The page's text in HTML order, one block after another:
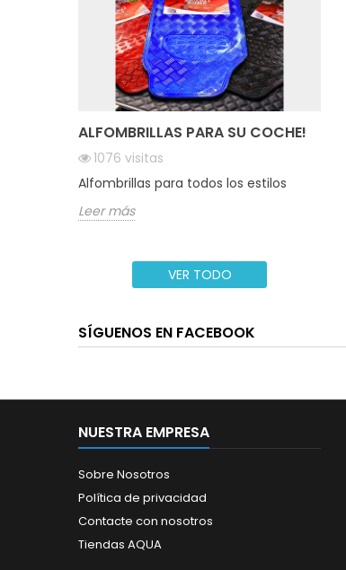
ALFOMBRILLAS PARA SU COCHE!
1076 visitas
Alfombrillas para todos los estilos
Leer más
VER TODO
SÍGUENOS EN FACEBOOK
NUESTRA EMPRESA
Sobre Nosotros
Política de privacidad
Contacte con nosotros
Tiendas AQUA